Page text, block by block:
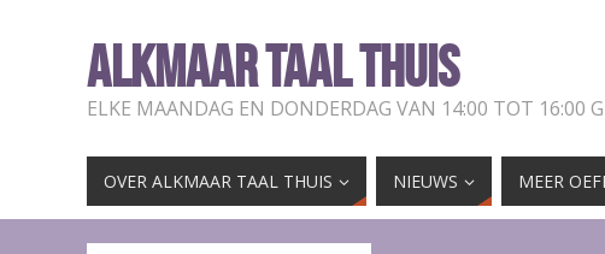
ALKMAAR TAAL THUIS
ELKE MAANDAG EN DONDERDAG VAN 14:00 TOT 16:00
OVER ALKMAAR TAAL THUIS NIEUWS MEER